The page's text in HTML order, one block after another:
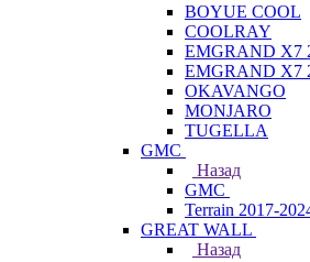
BOYUE COOL
COOLRAY
EMGRAND X7
EMGRAND X7
OKAVANGO
MONJARO
TUGELLA
GMC
Назад
GMC
Terrain 2017-
GREAT WALL
Назад